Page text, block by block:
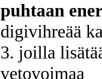
puhtaan
digivihreää
3. joilla
vetovoimaa